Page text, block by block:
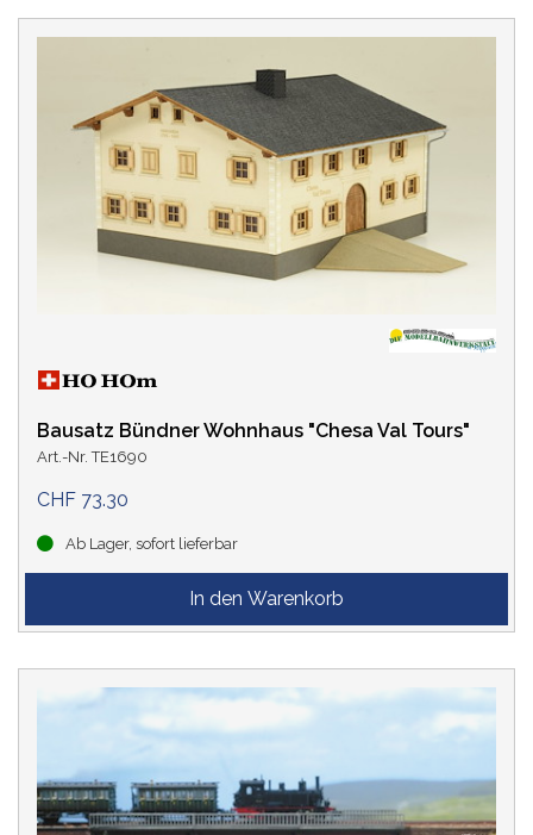
Bausatz Bündner Wohnhaus "Chesa Val Tours"
Art.-Nr. TE1690
CHF 73.30
Ab Lager, sofort lieferbar